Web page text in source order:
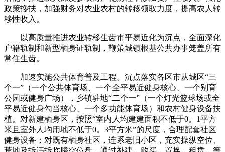
政策搀扶，加强财务对农业农村的转移领取力度，提高农人转
移性收入。
以高质量推进农业转移生齿市平易近化为沉点，全面深化
户籍轨制和新型栖身证轨制，鞭策城镇根基公共办事笼盖所有
常住生齿。
加速实施公共体育普及工程。沉点落实各区市从城区“三
个一”（一个公共体育场、一个全平易近健身核心、一个别育
公园或健身广场），乡镇驻地“二个一”（一个灯光篮球场或全
平易近健身勾当核心、一个多功能体育场）和农村健身设备扶
植。对新建栖身区，按照“室内人均建建面积不低于0。1平方
米且室外人均用地不低于0。3平方米”的尺度，合理配套社区
健身设备；对既有栖身社区，连系老旧小区，充实操纵空位、